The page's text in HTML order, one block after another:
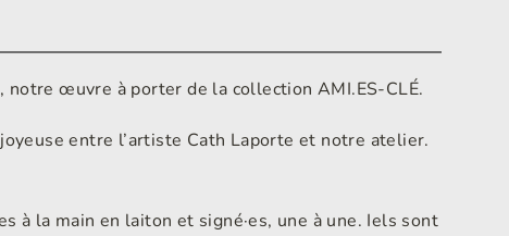
notre œuvre à porter de la collection AMI.ES-CLÉ.
entre l’artiste Cath Laporte et notre atelier.
à la main en laiton et signé·es, une à une. Iels sont